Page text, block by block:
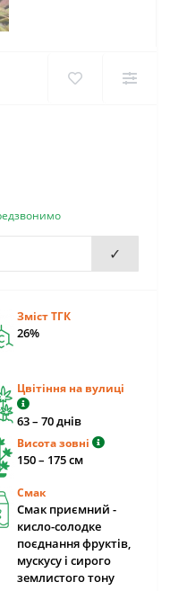
✓
Зміст ТГК
26%
Цвітіння на вулиці
63 – 70 днів
Висота зовні
150 – 175 cм
Смак
Смак приємний -
кисло-солодке
поєднання фруктів,
мускусу і сирого
землистого тону